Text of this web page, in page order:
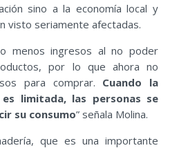
sino a la economía local y
visto seriamente afectadas.
menos ingresos al no poder
por lo que ahora no
para comprar. Cuando la
limitada, las personas se
su consumo” señala Molina.
que es una importante